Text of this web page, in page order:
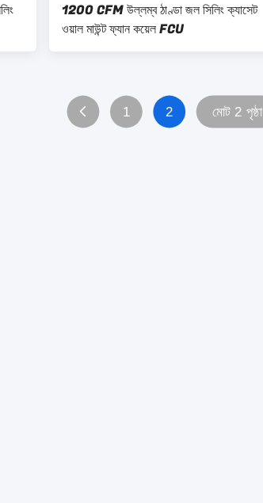
1200 CFM উল্লম্ব ঠাণ্ডা জল সিলিং ক্যাসেট
ওয়াল মাউন্ট ফ্যান কয়েল FCU
1 2 মোট 2 পৃষ্ঠা